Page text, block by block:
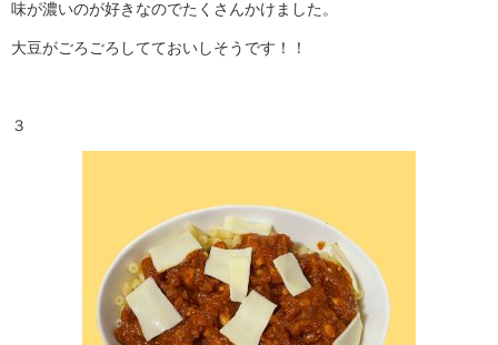
味が濃いのが好きなのでたくさんかけました。
大豆がごろごろしてておいしそうです！！
３